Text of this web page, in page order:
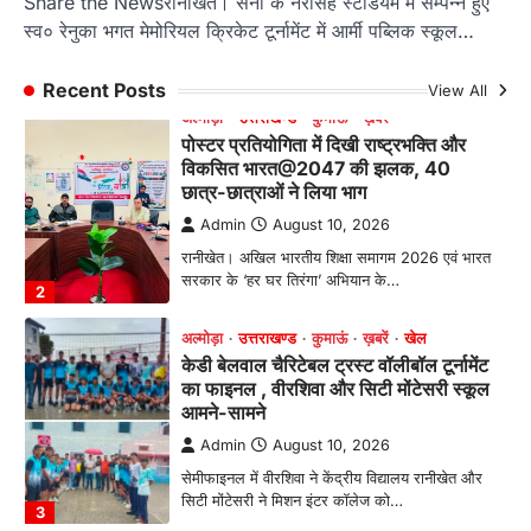
स्व० रेनुका भगत मेमोरियल क्रिकेट टूर्नामेंट में आर्मी पब्लिक स्कूल…
Recent Posts View All
Admin August 10, 2026
रानीखेत। अखिल भारतीय शिक्षा समागम 2026 एवं भारत
3
अल्मोड़ा उत्तराखण्ड कुमाऊं ख़बरें
केडी बेलवाल चैरिटेबल ट्रस्ट वॉलीबॉल टूर्नामेंट
का फाइनल , वीरशिवा और सिटी मोंटेसरी स्कूल
आमने-सामने
Admin August 10, 2026
सेमीफाइनल में वीरशिवा ने केंद्रीय विद्यालय रानीखेत और
सिटी मोंटेसरी ने मिशन इंटर कॉलेज को…
4
अल्मोड़ा उत्तराखण्ड कुमाऊं ख़बरें
रानीखेत में 3 सितंबर को सजेगा ‘क्यूट कान्हा’
का दरबार, तीन आयु वर्गों में होगी प्रतियोगिता
Admin
रानीखेत। श्रीकृष्ण जन्माष्टमी के अवसर पर सांस्कृतिक
समिति रानीखेत की ओर से विगत वर्षों की…